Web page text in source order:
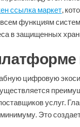
ссылка маркет,
функциям
в защищенных
цифровую
услуг.
Это